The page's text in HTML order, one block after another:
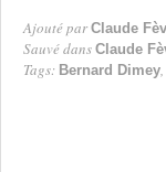
Ajouté par Claude
Sauvé dans Claude
Tags: Bernard Dimey,